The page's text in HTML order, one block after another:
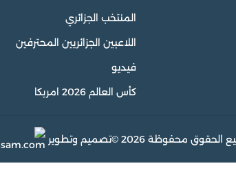
المنتخب الجزائري
اللاعبين الجزائريين المحترفين
فيديو
كأس العالم 2026 امريكا
الحقوق محفوظة 2026 © تصميم وتطوير